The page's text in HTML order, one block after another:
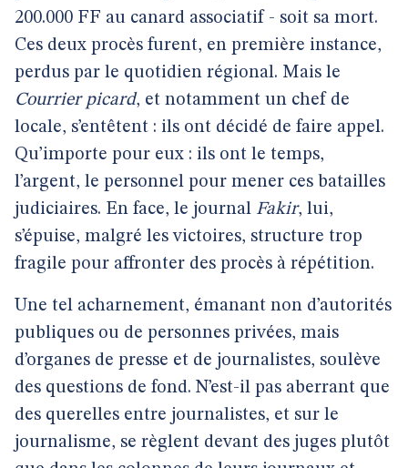
200.000 FF au canard associatif - soit sa mort.
Ces deux procès furent, en première instance,
perdus par le quotidien régional. Mais le
Courrier picard, et notamment un chef de
locale, s’entêtent : ils ont décidé de faire appel.
Qu’importe pour eux : ils ont le temps,
l’argent, le personnel pour mener ces batailles
judiciaires. En face, le journal Fakir, lui,
s’épuise, malgré les victoires, structure trop
fragile pour affronter des procès à répétition.
Une tel acharnement, émanant non d’autorités
publiques ou de personnes privées, mais
d’organes de presse et de journalistes, soulève
des questions de fond. N’est-il pas aberrant que
des querelles entre journalistes, et sur le
journalisme, se règlent devant des juges plutôt